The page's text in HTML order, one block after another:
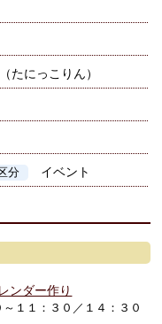
たにっこりん）
分 イベント
ンダー作り
１１：３０／１４：３０